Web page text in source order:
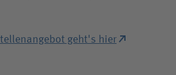
geht's hier